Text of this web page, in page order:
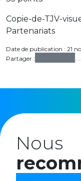
Copie-de-TJV-
Partenariats
Date de publication : 21
Partager :
Nous